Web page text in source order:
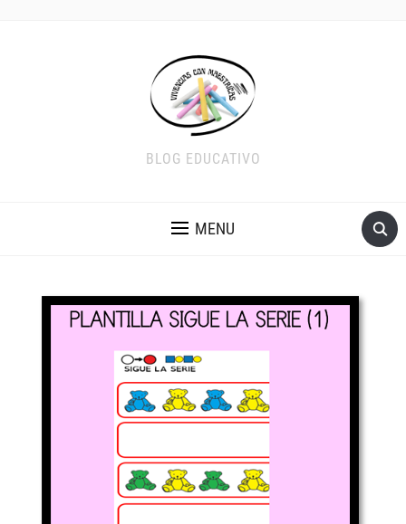
BLOG EDUCATIVO
MENU